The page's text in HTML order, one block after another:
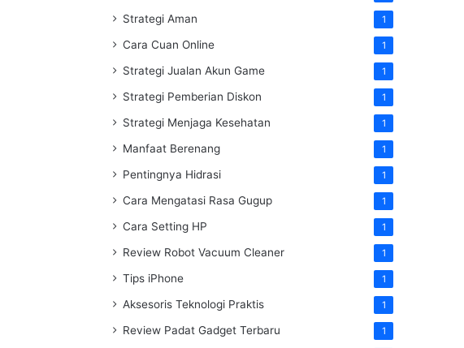
Strategi Aman 1
Cara Cuan Online 1
Strategi Jualan Akun Game 1
Strategi Pemberian Diskon 1
Strategi Menjaga Kesehatan 1
Manfaat Berenang 1
Pentingnya Hidrasi 1
Cara Mengatasi Rasa Gugup 1
Cara Setting HP 1
Review Robot Vacuum Cleaner 1
Tips iPhone 1
Aksesoris Teknologi Praktis 1
Review Padat Gadget Terbaru 1